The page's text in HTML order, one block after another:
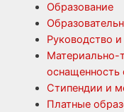
Образование
Руководство
Материально-
оснащенность
Стипендии и
Платные